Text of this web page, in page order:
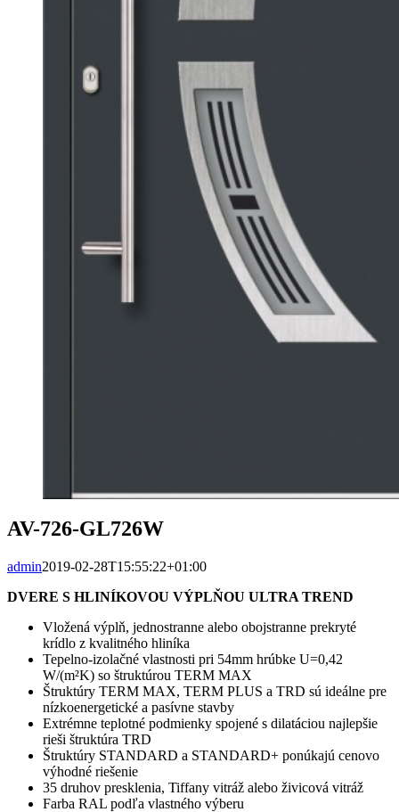
AV-726-GL726W
admin2019-02-28T15:55:22+01:00
DVERE S HLINÍKOVOU VÝPLŇOU ULTRA TREND
Vložená výplň, jednostranne alebo obojstranne prekryté
krídlo z kvalitného hliníka
Tepelno-izolačné vlastnosti pri 54mm hrúbke U=0,42
W/(m²K) so štruktúrou TERM MAX
Štruktúry TERM MAX, TERM PLUS a TRD sú ideálne pre
nízkoenergetické a pasívne stavby
Extrémne teplotné podmienky spojené s dilatáciou najlepšie
rieši štruktúra TRD
Štruktúry STANDARD a STANDARD+ ponúkajú cenovo
výhodné riešenie
35 druhov presklenia, Tiffany vitráž alebo živicová vitráž
Farba RAL podľa vlastného výberu